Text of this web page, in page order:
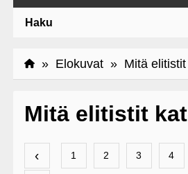
Haku
» Elokuvat» Mitä elitistit
Mitä elitistit
‹
1 2 3 4